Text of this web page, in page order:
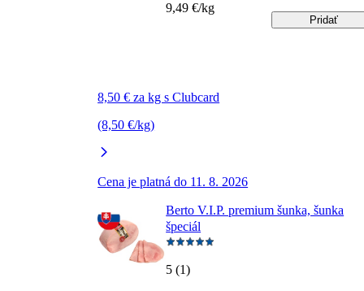
8,50 € za kg s Clubcard
(8,50 €/kg)
Cena je platná do 11. 8. 2026
9,49 €/kg
Pridať
Berto V.I.P. premium šunka, šunka
špeciál
5 (1)